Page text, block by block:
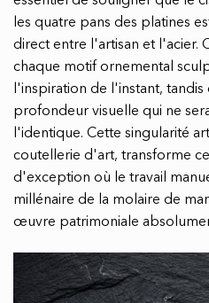
les quatre pans des platines
direct entre l'artisan et l'acier.
chaque motif ornemental
l'inspiration de l'instant,
profondeur visuelle qui ne
l'identique. Cette singularité
coutellerie d'art, transforme
d'exception où le travail
millénaire de la molaire de
œuvre patrimoniale